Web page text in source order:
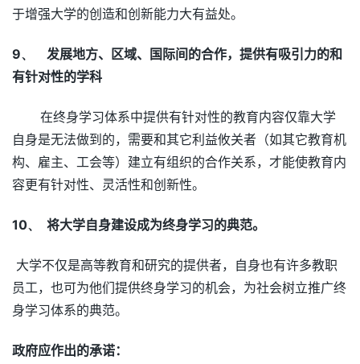
于增强大学的创造和创新能力大有益处。
9、 发展地方、区域、国际间的合作，提供有吸引力的和
有针对性的学科
在终身学习体系中提供有针对性的教育内容仅靠大学
自身是无法做到的，需要和其它利益攸关者（如其它教育机
构、雇主、工会等）建立有组织的合作关系，才能使教育内
容更有针对性、灵活性和创新性。
10、 将大学自身建设成为终身学习的典范。
大学不仅是高等教育和研究的提供者，自身也有许多教职
员工，也可为他们提供终身学习的机会，为社会树立推广终
身学习体系的典范。
政府应作出的承诺：